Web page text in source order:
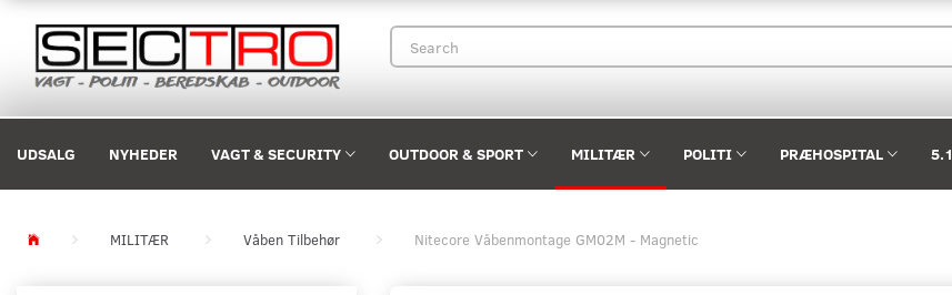
UDSALG NYHEDER VAGT & SECURITY OUTDOOR & SPORT MILITÆR POLITI PRÆHOSPITAL
MILITÆR Våben Tilbehør Nitecore Våbenmontage GM02M - Magnetic